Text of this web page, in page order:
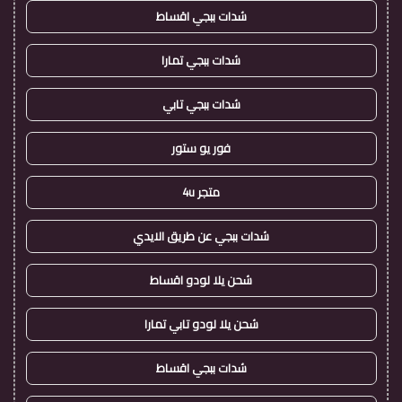
شدات ببجي اقساط
شدات ببجي تمارا
شدات ببجي تابي
فور يو ستور
متجر 4u
شدات ببجي عن طريق الايدي
شحن يلا لودو اقساط
شحن يلا لودو تابي تمارا
شدات ببجي اقساط